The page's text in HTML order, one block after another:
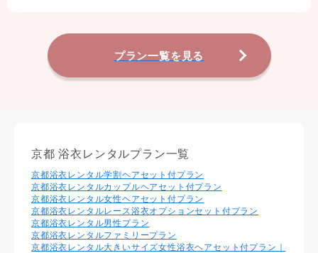
プラン一覧を見る
京都 浴衣レンタルプラン一覧
京都浴衣レンタル学割ヘアセット付プラン
京都浴衣レンタルカップルヘアセット付プラン
京都浴衣レンタル⼥性ヘアセット付プラン
京都浴衣レンタルレース浴衣オプションセット付プラン
京都浴衣レンタル男性プラン
京都浴衣レンタルファミリープラン
京都浴衣レンタル大きいサイズ女性浴衣ヘアセット付プラン｜